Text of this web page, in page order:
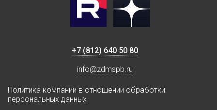
+7 (812) 640 50 80
info@zdmspb.ru
Политика компании в отношении обработки
персональных данных